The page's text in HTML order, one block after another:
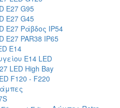
E27 G95
E27 G45
E27 Ράβδος IP54
E27 PAR38 IP65
E14
E14 LED
LED High Bay
F120 - F220